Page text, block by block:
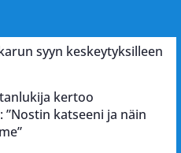
syyn keskeytyksilleen
kertoo
katseeni ja näin